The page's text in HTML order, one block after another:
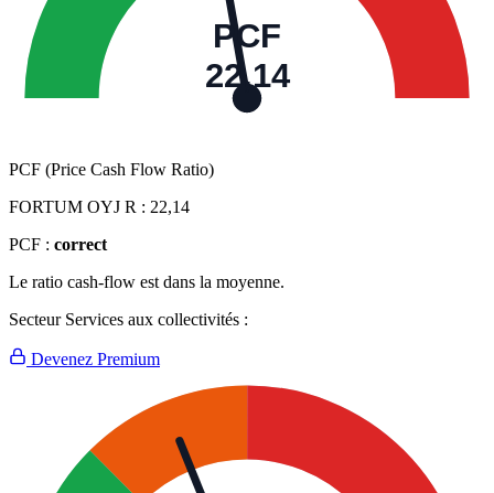
PCF
22,14
PCF (Price Cash Flow Ratio)
FORTUM OYJ R : 22,14
PCF : correct
Le ratio cash-flow est dans la moyenne.
Secteur Services aux collectivités :
Devenez Premium